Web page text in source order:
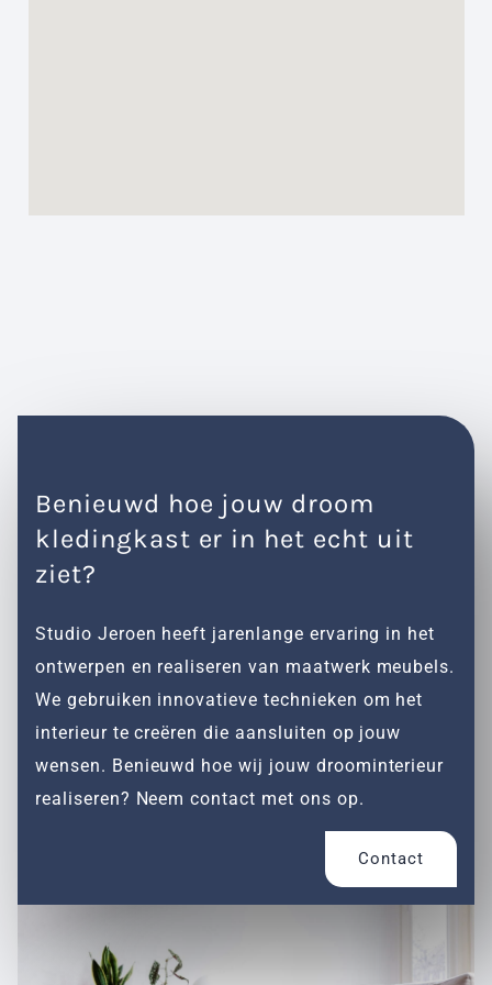
Benieuwd hoe jouw droom
kledingkast er in het echt uit
ziet?
Studio Jeroen heeft jarenlange ervaring in het
ontwerpen en realiseren van maatwerk meubels.
We gebruiken innovatieve technieken om het
interieur te creëren die aansluiten op jouw
wensen. Benieuwd hoe wij jouw droominterieur
realiseren? Neem contact met ons op.
Contact